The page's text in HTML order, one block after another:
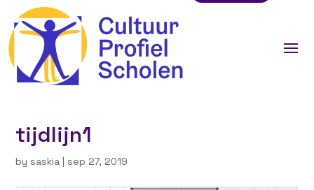
tijdlijn1
bysaskia |sep 27, 2019